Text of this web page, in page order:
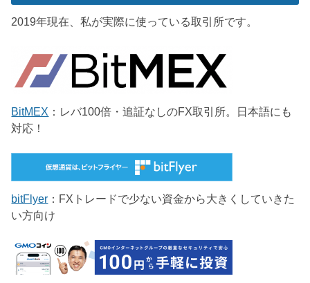
2019年現在、私が実際に使っている取引所です。
BitMEX ：レバ100倍・追証なしのFX取引所。日本語にも
対応！
bitFlyer ：FXトレードで少ない資金から大きくしていきた
い方向け